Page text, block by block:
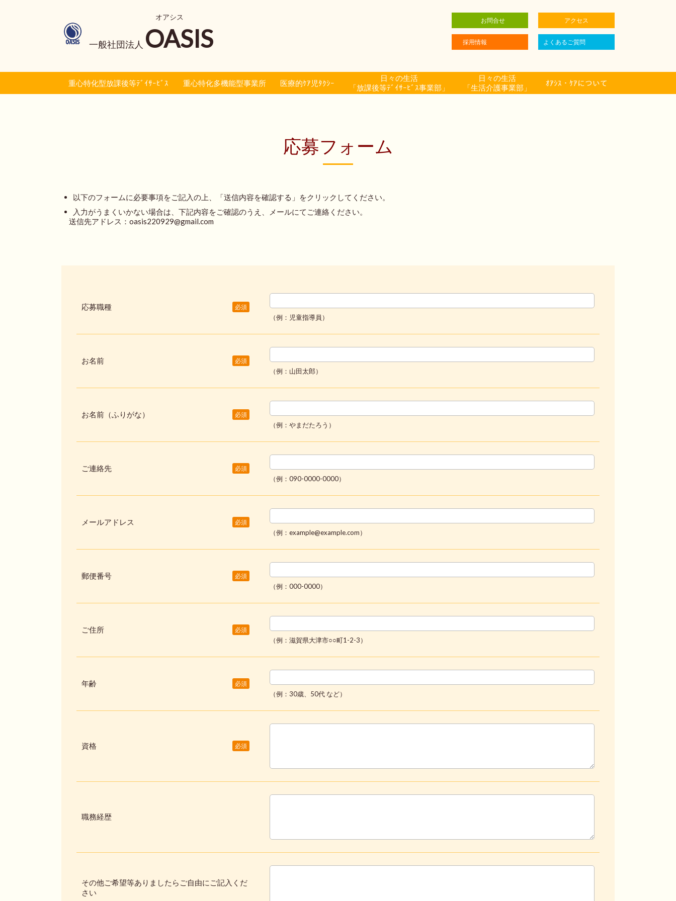
オアシス
一般社団法人 OASIS
お問合せ
採用情報
アクセス
よくあるご質問
重心特化型放課後等ﾃﾞｲｻｰﾋﾞｽ 重心特化多機能型事業所 医療的ｹｱ児ﾀｸｼｰ
日々の生活
「放課後等ﾃﾞｲｻｰﾋﾞｽ事業部」
日々の生活
「生活介護事業部」
ｵｱｼｽ・ｹｱについて
応募フォーム
以下のフォームに必要事項をご記入の上、「送信内容を確認する」をクリックしてください。
入力がうまくいかない場合は、下記内容をご確認のうえ、メールにてご連絡ください。
送信先アドレス：oasis220929@gmail.com
応募職種 必須
（例：児童指導員）
お名前 必須
（例：山田太郎）
お名前（ふりがな） 必須
（例：やまだたろう）
ご連絡先 必須
（例：090-0000-0000）
メールアドレス 必須
（例：example@example.com）
郵便番号 必須
（例：000-0000）
ご住所 必須
（例：滋賀県大津市○○町1-2-3）
年齢 必須
（例：30歳、50代 など）
資格 必須
職務経歴
その他ご希望等ありましたらご自由にご記入くだ
さい